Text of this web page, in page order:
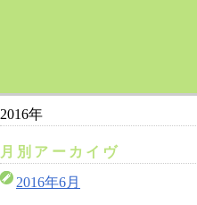
2016年
月別アーカイヴ
2016年6月